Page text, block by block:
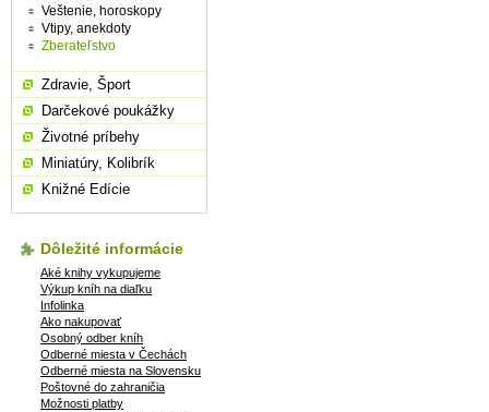
Veštenie, horoskopy
Vtipy, anekdoty
Zberateľstvo
Zdravie, Šport
Darčekové poukážky
Životné príbehy
Miniatúry, Kolibrík
Knižné Edície
Dôležité informácie
Aké knihy vykupujeme
Výkup kníh na diaľku
Infolinka
Ako nakupovať
Osobný odber kníh
Odberné miesta v Čechách
Odberné miesta na Slovensku
Poštovné do zahraničia
Možnosti platby